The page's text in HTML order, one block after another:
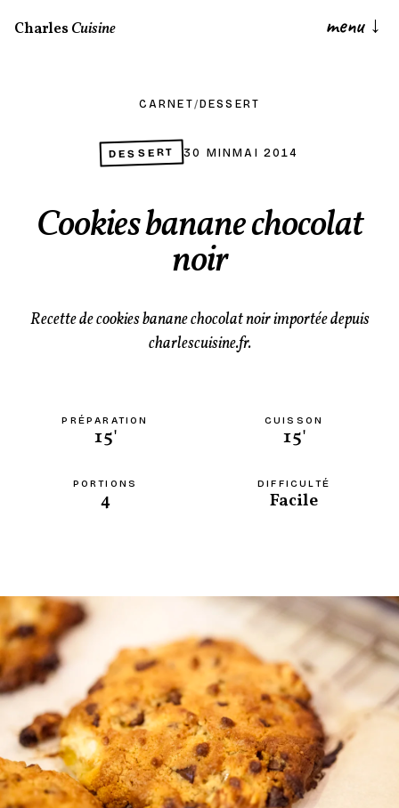
CharlesCuisine menu ↓
CARNET/ DESSERT
DESSERT 30 MINMAI 2014
Cookies banane chocolat
noir
Recette de cookies banane chocolat noir importée depuis
charlescuisine.fr.
PRÉPARATION
15'
CUISSON
15'
PORTIONS
4
DIFFICULTÉ
Facile